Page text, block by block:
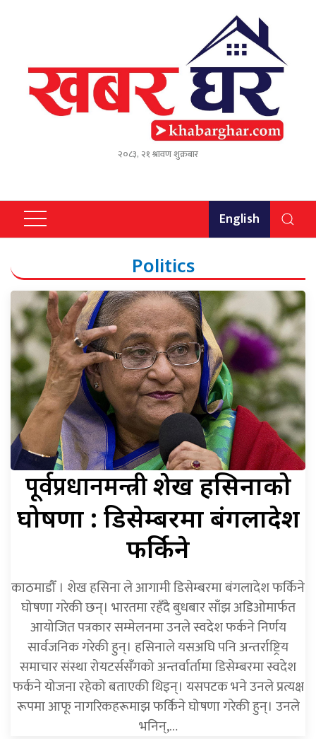
२०८३, २१ श्रावण शुक्रबार
English
Politics
पूर्वप्रधानमन्त्रीशेख हसिनाको
घोषणा : डिसेम्बरमा बंगलादेश
फर्किने
काठमाडौँ । शेख हसिना ले आगामी डिसेम्बरमा बंगलादेश फर्किने
घोषणा गरेकी छन्। भारतमा रहँदै बुधबार साँझ अडिओमार्फत
आयोजित पत्रकार सम्मेलनमा उनले स्वदेश फर्कने निर्णय
सार्वजनिक गरेकी हुन्। हसिनाले यसअघि पनि अन्तर्राष्ट्रिय
समाचार संस्था रोयटर्ससँगको अन्तर्वार्तामा डिसेम्बरमा स्वदेश
फर्कने योजना रहेको बताएकी थिइन्। यसपटक भने उनले प्रत्यक्ष
रूपमा आफू नागरिकहरूमाझ फर्किने घोषणा गरेकी हुन्। उनले
भनिन्,…